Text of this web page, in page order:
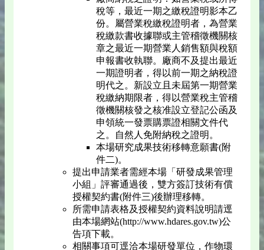
稅等，最近一期之繳稅證明影本乙
份。屬營業稅繳稅證明者，為營業
稅繳款書收據聯或主管稽徵機關核
章之最近一期營業人銷售額與稅額
申報書收執聯。廠商不及提出最近
一期證明者，得以前一期之納稅證
明代之。新設立且未屆第一期營業
稅繳納期限者，得以營業稅主管稽
徵機關核發之核准設立登記公函及
申領統一發票購票證相關文件代
之。自然人免附納稅之證明。
本場研究成果技術移轉意願書(附
件二)。
提出申請業者需經本場「研發成果管理
小組」評審通過後，雙方簽訂技術有償
授權契約書(附件三)後辦理移轉。
所需申請表格及授權契約資料說明請逕
由本場網站(http://www.hdares.gov.tw)公
告項下載。
相關事項可逕洽本場研發單位，作物環